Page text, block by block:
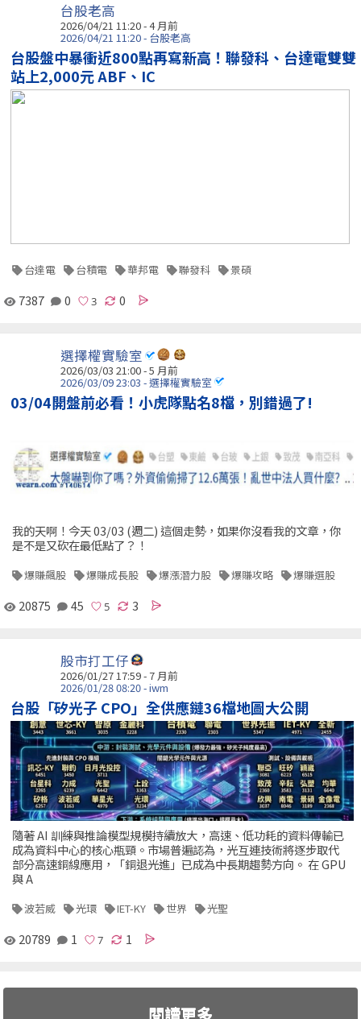
台股老高
2026/04/21 11:20 - 4 月前
2026/04/21 11:20 - 台股老高
台股盤中暴衝近800點再寫新高！聯發科、台達電雙雙
站上2,000元 ABF、IC
台達電 台積電 華邦電 聯發科 景碩
7387 0 0
選擇權實驗室
2026/03/03 21:00 - 5 月前
2026/03/09 23:03 - 選擇權實驗室
03/04開盤前必看！小虎隊點名8檔，別錯過了!
我的天啊！今天 03/03 (週二) 這個走勢，如果你沒看我的文章，你
是不是又砍在最低點了？！
爆賺飆股 爆賺成長股 爆漲潛力股 爆賺攻略 爆賺選股
20875 45 3
股市打工仔
2026/01/27 17:59 - 7 月前
2026/01/28 08:20 - iwm
台股「矽光子 CPO」全供應鏈36檔地圖大公開
隨著 AI 訓練與推論模型規模持續放大，高速、低功耗的資料傳輸已
成為資料中心的核心瓶頸。市場普遍認為，光互連技術將逐步取代
部分高速銅線應用，「銅退光進」已成為中長期趨勢方向。 在 GPU
與 A
波若威 光環 IET-KY 世界 光聖
20789 1 1
閱讀更多